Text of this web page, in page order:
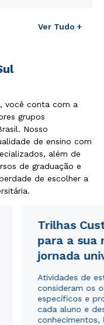
Ver Tudo +
você conta com a
grupos
Nosso
de ensino com
além de
de graduação e
de escolher a
Trilhas
para a sua
jornada
Atividades de
consideram os
específicos e
cada aluno e
conhecimentos,
e
para o